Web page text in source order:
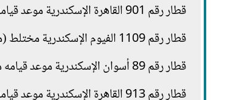
قطار رقم 901 القاهرة الإسكندرية موعد قيامه الساعة 8.15 صباحا.
قطار رقم 1109 الفيوم الإسكندرية مختلط (مكيف - مميز) موعد قيامه من القاهرة الساعة 8.35 صباحا.
قطار رقم 89 أسوان الإسكندرية موعد قيامه من القاهرة الساعة 11.15 صباحا.
قطار رقم 913 القاهرة الإسكندرية موعد قيامه الساعة 12.30 ظهرا.